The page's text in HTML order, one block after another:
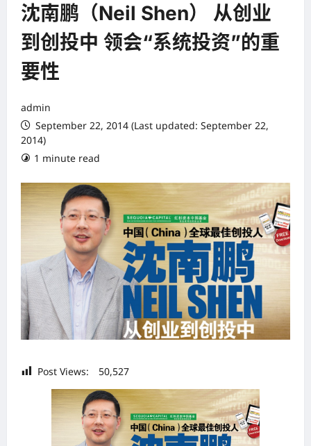
沈南鹏（Neil Shen） 从创业
到创投中 领会“系统投资”的重
要性
admin
September 22, 2014 (Last updated: September 22,
2014)
1 minute read
Post Views: 50,527